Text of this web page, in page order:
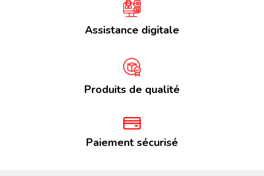
Assistance digitale
Produits de qualité
Paiement sécurisé